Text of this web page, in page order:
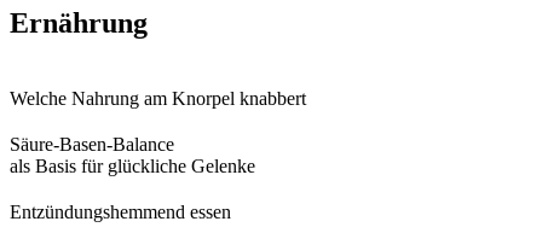
Ernährung
Welche Nahrung am Knorpel knabbert
Säure-Basen-Balance
als Basis für glückliche Gelenke
Entzündungshemmend essen